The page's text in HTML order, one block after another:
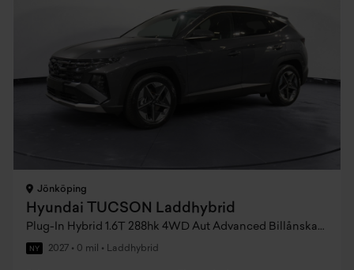
Jönköping
Hyundai TUCSON Laddhybrid
Plug-In Hybrid 1.6T 288hk 4WD Aut Advanced Billånskampanj
NY 2027 • 0 mil • Laddhybrid